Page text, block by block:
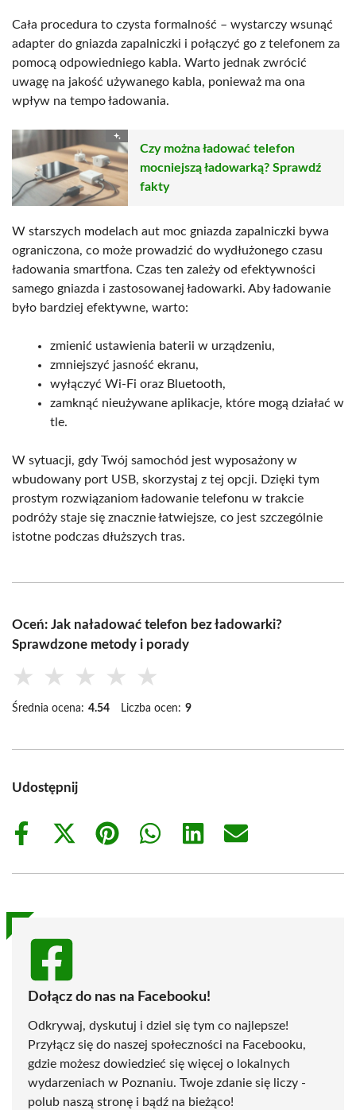
Cała procedura to czysta formalność – wystarczy wsunąć
adapter do gniazda zapalniczki i połączyć go z telefonem za
pomocą odpowiedniego kabla. Warto jednak zwrócić
uwagę na jakość używanego kabla, ponieważ ma ona
wpływ na tempo ładowania.
Czy można ładować telefon
mocniejszą ładowarką? Sprawdź
fakty
W starszych modelach aut moc gniazda zapalniczki bywa
ograniczona, co może prowadzić do wydłużonego czasu
ładowania smartfona. Czas ten zależy od efektywności
samego gniazda i zastosowanej ładowarki. Aby ładowanie
było bardziej efektywne, warto:
zmienić ustawienia baterii w urządzeniu,
zmniejszyć jasność ekranu,
wyłączyć Wi-Fi oraz Bluetooth,
zamknąć nieużywane aplikacje, które mogą działać w
tle.
W sytuacji, gdy Twój samochód jest wyposażony w
wbudowany port USB, skorzystaj z tej opcji. Dzięki tym
prostym rozwiązaniom ładowanie telefonu w trakcie
podróży staje się znacznie łatwiejsze, co jest szczególnie
istotne podczas dłuższych tras.
Oceń: Jak naładować telefon bez ładowarki?
Sprawdzone metody i porady
★ ★ ★ ★ ★
Średnia ocena: 4.54 Liczba ocen: 9
Udostępnij
Share
Share
(Twitter)
Share
Share
Share
Share
Dołącz do nas na Facebooku!
Odkrywaj, dyskutuj i dziel się tym co najlepsze!
Przyłącz się do naszej społeczności na Facebooku,
gdzie możesz dowiedzieć się więcej o lokalnych
wydarzeniach w Poznaniu. Twoje zdanie się liczy -
polub naszą stronę i bądź na bieżąco!